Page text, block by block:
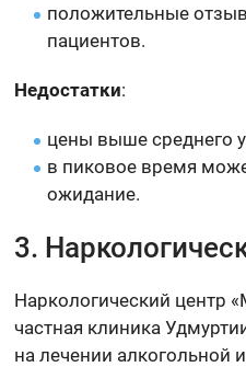
положительные
пациентов.
Недостатки:
цены выше среднего
в пиковое время
ожидание.
3.
Наркологический центр
частная клиника
на лечении алкогольной